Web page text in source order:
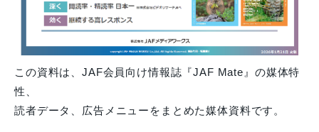
この資料は、JAF会員向け情報誌『JAF Mate』の媒体特
性、
読者データ、広告メニューをまとめた媒体資料です。